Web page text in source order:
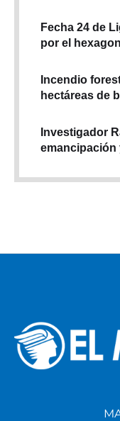
Fecha 24 de
por el
Incendio
hectáreas de
Investigador
emancipación